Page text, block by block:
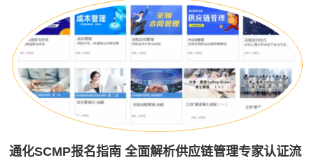
通化SCMP报名指南 全面解析供应链管理专家认证流